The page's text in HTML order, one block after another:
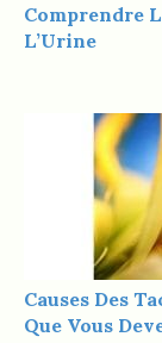
Comprendre
L’Urine
Causes Des
Que Vous